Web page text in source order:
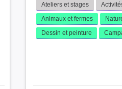
Ateliers et stages
Animaux et fermes
Dessin et peinture